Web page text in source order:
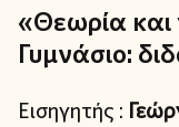
«Θεωρία και
Γυμνάσιο:
Εισηγητής :